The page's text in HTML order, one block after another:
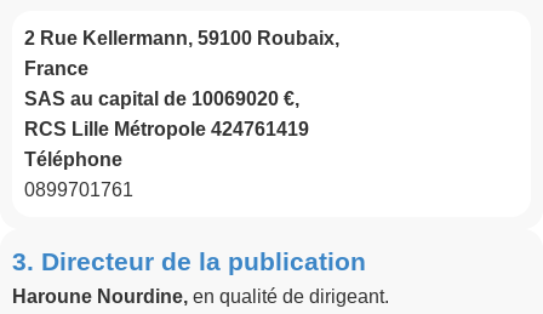
2 Rue Kellermann, 59100 Roubaix,
France
SAS au capital de 10069020 €,
RCS Lille Métropole 424761419
Téléphone
0899701761
3. Directeur de la publication
Haroune Nourdine, en qualité de dirigeant.